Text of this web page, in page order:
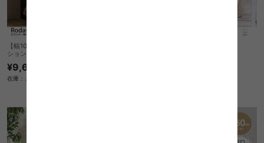
【幅104cm】Rodas カウンター専用オプ
ションテーブル
¥9,640
在庫：△